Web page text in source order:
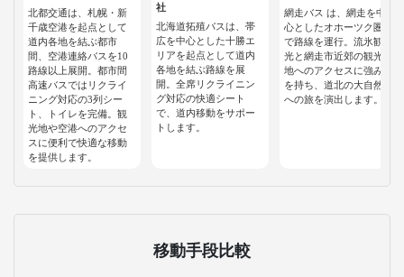
北都交通は、札幌・新
千歳空港を起点として
道内各地を結ぶ都市
間、空港連絡バスを10
路線以上展開。都市間
高速バスではリクライ
ニング対応の3列シー
ト、トイレを完備。観
光地や空港へのアクセ
スに便利で快適な移動
を提供します。
社
北海道拓殖バスは、帯
広を中心とした十勝エ
リアを起点として道内
各地を結ぶ路線を展
開。全席リクライニン
グ対応の快適シート
で、道内移動をサポー
トします。
網走バス は、網走を中
心としたオホーツク圏
で路線を運行。流氷観
光と網走市近郊の観光
地へのアクセスに強み
を持ち、道北の大自然
への旅を演出します。
移動手段比較